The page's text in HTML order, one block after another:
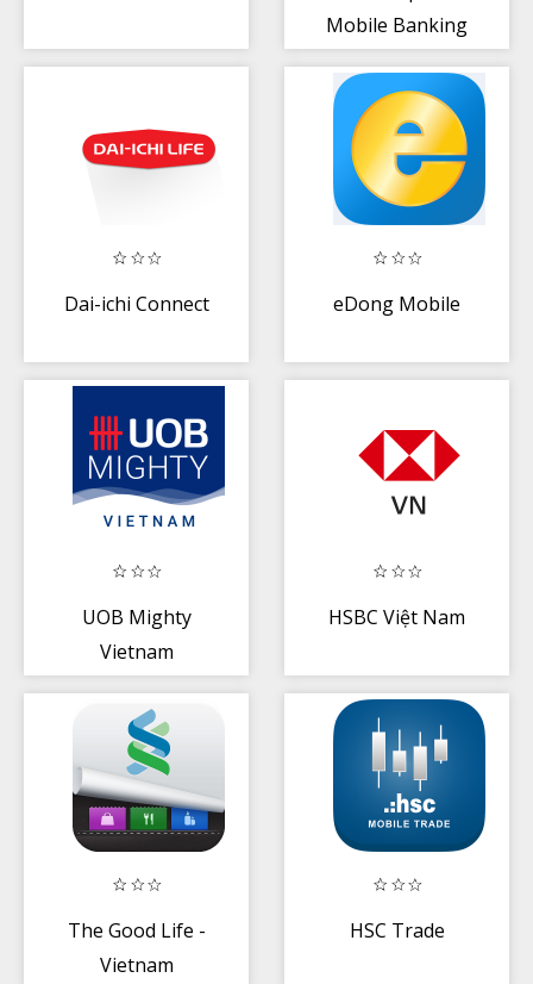
Mobile Banking
Dai-ichi Connect eDong Mobile
UOB Mighty
Vietnam
HSBC Việt Nam
The Good Life -
Vietnam
HSC Trade